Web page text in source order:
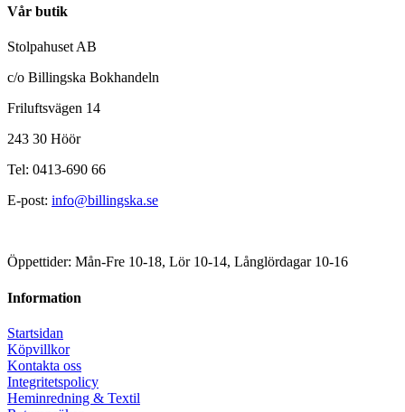
Vår butik
Stolpahuset AB
c/o Billingska Bokhandeln
Friluftsvägen 14
243 30 Höör
Tel: 0413-690 66
E-post: info@billingska.se
Öppettider: Mån-Fre 10-18, Lör 10-14, Långlördagar 10-16
Information
Startsidan
Köpvillkor
Kontakta oss
Integritetspolicy
Heminredning & Textil